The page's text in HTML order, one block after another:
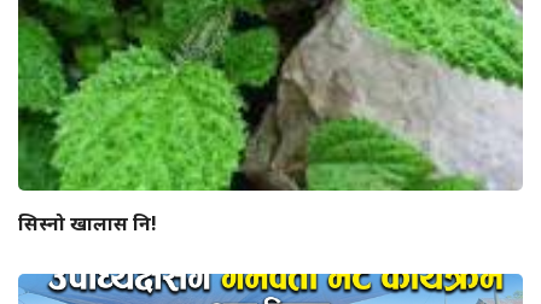
सिस्नो खालास नि!